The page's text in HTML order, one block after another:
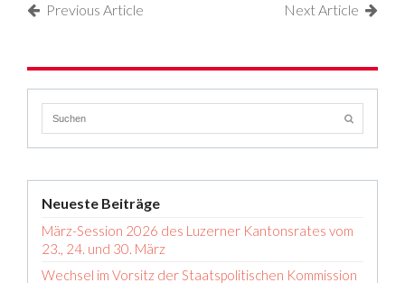
Previous Article Next Article
Neueste Beiträge
März-Session 2026 des Luzerner Kantonsrates vom
23., 24. und 30. März
Wechsel im Vorsitz der Staatspolitischen Kommission